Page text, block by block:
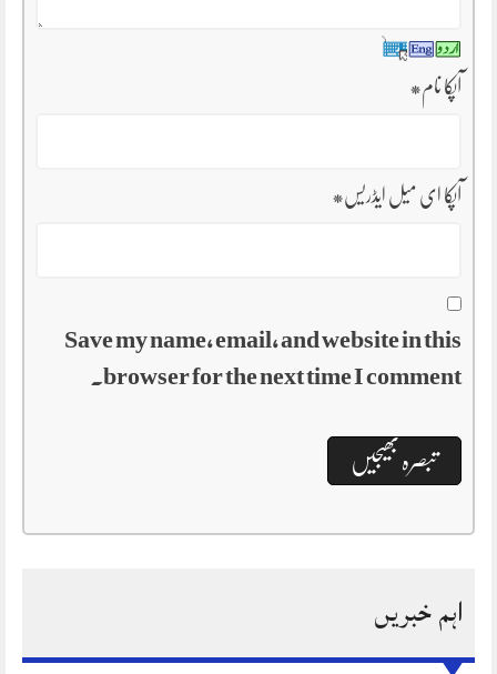
آپکا نام*
آپکا ای میل ایڈریس*
Save my name, email, and website in this
browser for the next time I comment.
اہم خبریں